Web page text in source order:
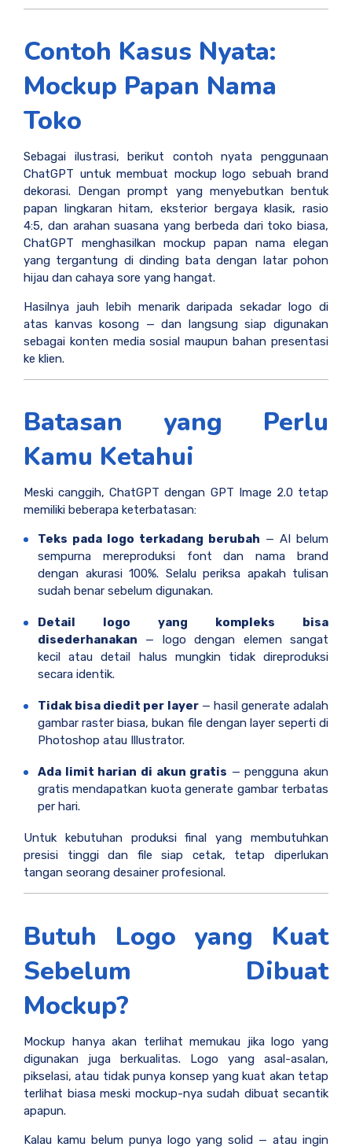
Contoh Kasus Nyata:
Mockup Papan Nama
Toko
Sebagai ilustrasi, berikut contoh nyata penggunaan
ChatGPT untuk membuat mockup logo sebuah brand
dekorasi. Dengan prompt yang menyebutkan bentuk
papan lingkaran hitam, eksterior bergaya klasik, rasio
4:5, dan arahan suasana yang berbeda dari toko biasa,
ChatGPT menghasilkan mockup papan nama elegan
yang tergantung di dinding bata dengan latar pohon
hijau dan cahaya sore yang hangat.
Hasilnya jauh lebih menarik daripada sekadar logo di
atas kanvas kosong — dan langsung siap digunakan
sebagai konten media sosial maupun bahan presentasi
ke klien.
Batasan yang Perlu
Kamu Ketahui
Meski canggih, ChatGPT dengan GPT Image 2.0 tetap
memiliki beberapa keterbatasan:
Teks pada logo terkadang berubah — AI belum
sempurna mereproduksi font dan nama brand
dengan akurasi 100%. Selalu periksa apakah tulisan
sudah benar sebelum digunakan.
Detail logo yang kompleks bisa
disederhanakan — logo dengan elemen sangat
kecil atau detail halus mungkin tidak direproduksi
secara identik.
Tidak bisa diedit per layer— hasil generate adalah
gambar raster biasa, bukan file dengan layer seperti di
Photoshop atau Illustrator.
Ada limit harian di akun gratis — pengguna akun
gratis mendapatkan kuota generate gambar terbatas
per hari.
Untuk kebutuhan produksi final yang membutuhkan
presisi tinggi dan file siap cetak, tetap diperlukan
tangan seorang desainer profesional.
Butuh Logo yang Kuat
Sebelum Dibuat
Mockup?
Mockup hanya akan terlihat memukau jika logo yang
digunakan juga berkualitas. Logo yang asal-asalan,
pikselasi, atau tidak punya konsep yang kuat akan tetap
terlihat biasa meski mockup-nya sudah dibuat secantik
apapun.
Kalau kamu belum punya logo yang solid — atau ingin